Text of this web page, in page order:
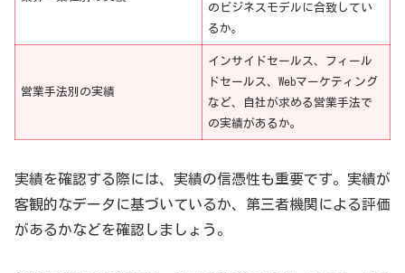
のビジネスモデルに合致してい
るか。
営業手法別の実績
インサイドセールス、フィール
ドセールス、Webマーケティング
など、自社が求める営業手法で
の実績があるか。
実績を確認する際には、実績の信憑性も重要です。実績が
客観的なデータに基づいているか、第三者機関による評価
があるかなどを確認しましょう。